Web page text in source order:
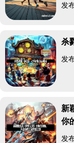
发
杀
发
新
你
发